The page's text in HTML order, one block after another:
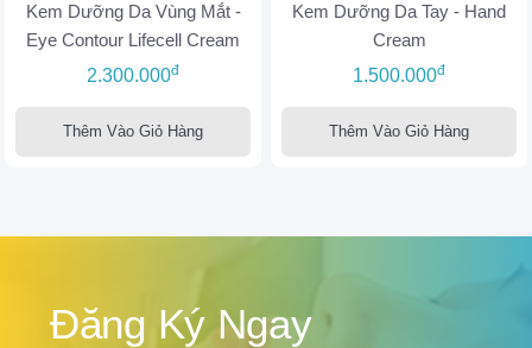
Kem Dưỡng Da Vùng Mắt -
Eye Contour Lifecell Cream
2.300.000đ
Thêm Vào Giỏ Hàng
Kem Dưỡng Da Tay - Hand
Cream
1.500.000đ
Thêm Vào Giỏ Hàng
Đăng Ký Ngay